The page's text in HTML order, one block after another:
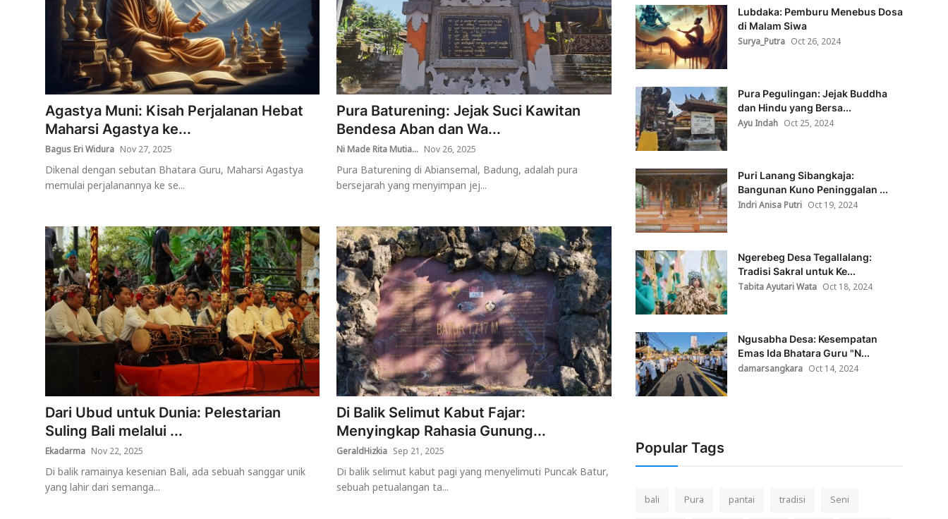
Agastya Muni: Kisah Perjalanan Hebat
Maharsi Agastya ke...
Bagus Eri Widura Nov 27, 2025
Dikenal dengan sebutan Bhatara Guru, Maharsi Agastya
memulai perjalanannya ke se...
Pura Baturening: Jejak Suci Kawitan
Bendesa Aban dan Wa...
Ni Made Rita Mutia... Nov 26, 2025
Pura Baturening di Abiansemal, Badung, adalah pura
bersejarah yang menyimpan jej...
Dari Ubud untuk Dunia: Pelestarian
Suling Bali melalui ...
Ekadarma Nov 22, 2025
Di balik ramainya kesenian Bali, ada sebuah sanggar unik
yang lahir dari semanga...
Di Balik Selimut Kabut Fajar:
Menyingkap Rahasia Gunung...
GeraldHizkia Sep 21, 2025
Di balik selimut kabut pagi yang menyelimuti Puncak Batur,
sebuah petualangan ta...
Lubdaka: Pemburu Menebus Dosa
di Malam Siwa
Surya_Putra Oct 26, 2024
Pura Pegulingan: Jejak Buddha
dan Hindu yang Bersa...
Ayu Indah Oct 25, 2024
Puri Lanang Sibangkaja:
Bangunan Kuno Peninggalan ...
Indri Anisa Putri Oct 19, 2024
Ngerebeg Desa Tegallalang:
Tradisi Sakral untuk Ke...
Tabita Ayutari Wata Oct 18, 2024
Ngusabha Desa: Kesempatan
Emas Ida Bhatara Guru "N...
damarsangkara Oct 14, 2024
Popular Tags
bali Pura pantai tradisi
Seni